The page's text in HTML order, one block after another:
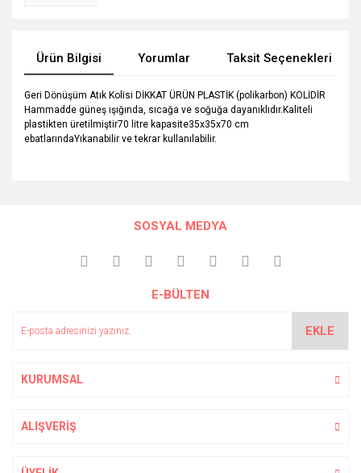
Ürün Bilgisi Yorumlar Taksit Seçenekleri
Geri Dönüşüm Atık Kolisi DİKKAT ÜRÜN PLASTİK (polikarbon) KOLİDİR
Hammadde güneş ışığında, sıcağa ve soğuğa dayanıklıdır.Kaliteli
plastikten üretilmiştir70 litre kapasite35x35x70 cm
ebatlarındaYıkanabilir ve tekrar kullanılabilir.
kullanarak tarafımıza iletebilirsiniz.
Görüş ve önerileriniz için teşekkür ederiz.
Ürün açıklamasında eksik bilgiler bulunuyor.
SOSYAL MEDYA
E-BÜLTEN
EKLE
KURUMSAL
ALIŞVERİŞ